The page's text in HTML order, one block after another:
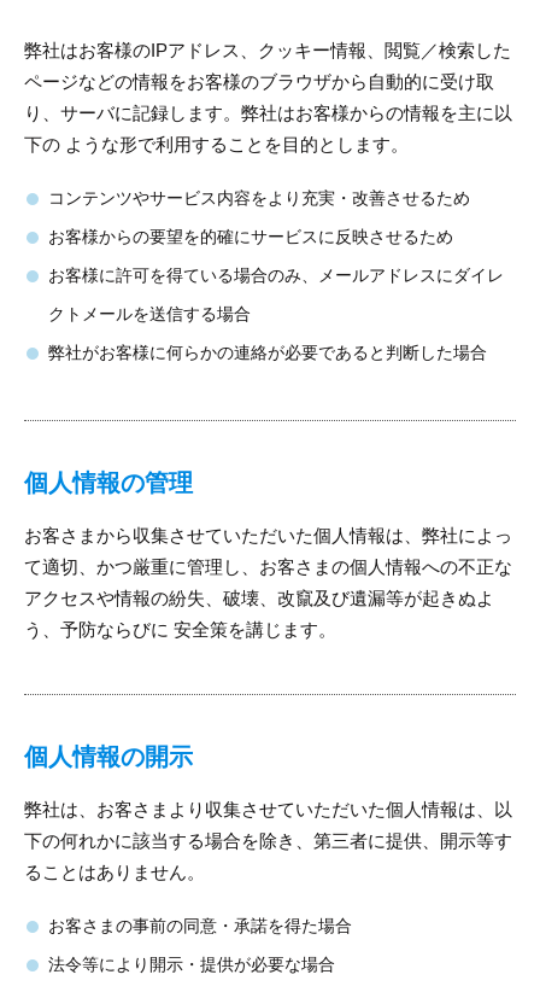
弊社はお客様のIPアドレス、クッキー情報、閲覧／検索した
ページなどの情報をお客様のブラウザから自動的に受け取
り、サーバに記録します。弊社はお客様からの情報を主に以
下の ような形で利用することを目的とします。
コンテンツやサービス内容をより充実・改善させるため
お客様からの要望を的確にサービスに反映させるため
お客様に許可を得ている場合のみ、メールアドレスにダイレ
クトメールを送信する場合
弊社がお客様に何らかの連絡が必要であると判断した場合
個人情報の管理
お客さまから収集させていただいた個人情報は、弊社によっ
て適切、かつ厳重に管理し、お客さまの個人情報への不正な
アクセスや情報の紛失、破壊、改竄及び遺漏等が起きぬよ
う、予防ならびに 安全策を講じます。
個人情報の開示
弊社は、お客さまより収集させていただいた個人情報は、以
下の何れかに該当する場合を除き、第三者に提供、開示等す
ることはありません。
お客さまの事前の同意・承諾を得た場合
法令等により開示・提供が必要な場合